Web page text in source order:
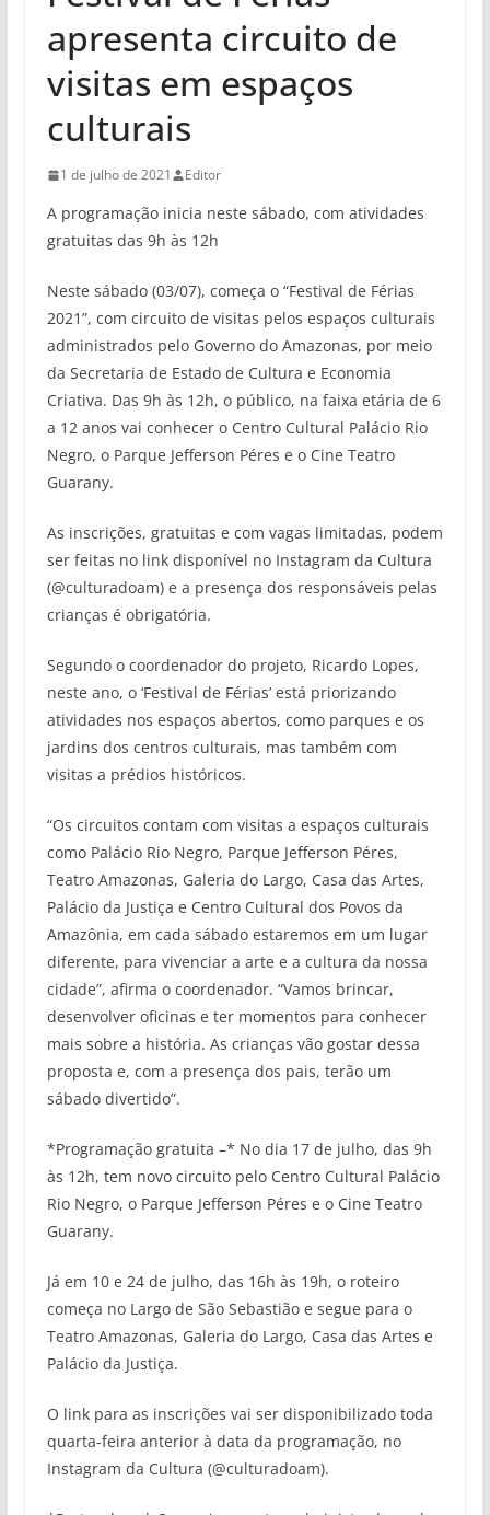
apresenta circuito de
visitas em espaços
culturais
1 de julho de 2021 Editor
A programação inicia neste sábado, com atividades
gratuitas das 9h às 12h
Neste sábado (03/07), começa o “Festival de Férias
2021”, com circuito de visitas pelos espaços culturais
administrados pelo Governo do Amazonas, por meio
da Secretaria de Estado de Cultura e Economia
Criativa. Das 9h às 12h, o público, na faixa etária de 6
a 12 anos vai conhecer o Centro Cultural Palácio Rio
Negro, o Parque Jefferson Péres e o Cine Teatro
Guarany.
As inscrições, gratuitas e com vagas limitadas, podem
ser feitas no link disponível no Instagram da Cultura
(@culturadoam) e a presença dos responsáveis pelas
crianças é obrigatória.
Segundo o coordenador do projeto, Ricardo Lopes,
neste ano, o ‘Festival de Férias’ está priorizando
atividades nos espaços abertos, como parques e os
jardins dos centros culturais, mas também com
visitas a prédios históricos.
“Os circuitos contam com visitas a espaços culturais
como Palácio Rio Negro, Parque Jefferson Péres,
Teatro Amazonas, Galeria do Largo, Casa das Artes,
Palácio da Justiça e Centro Cultural dos Povos da
Amazônia, em cada sábado estaremos em um lugar
diferente, para vivenciar a arte e a cultura da nossa
cidade”, afirma o coordenador. “Vamos brincar,
desenvolver oficinas e ter momentos para conhecer
mais sobre a história. As crianças vão gostar dessa
proposta e, com a presença dos pais, terão um
sábado divertido”.
*Programação gratuita –* No dia 17 de julho, das 9h
às 12h, tem novo circuito pelo Centro Cultural Palácio
Rio Negro, o Parque Jefferson Péres e o Cine Teatro
Guarany.
Já em 10 e 24 de julho, das 16h às 19h, o roteiro
começa no Largo de São Sebastião e segue para o
Teatro Amazonas, Galeria do Largo, Casa das Artes e
Palácio da Justiça.
O link para as inscrições vai ser disponibilizado toda
quarta-feira anterior à data da programação, no
Instagram da Cultura (@culturadoam).